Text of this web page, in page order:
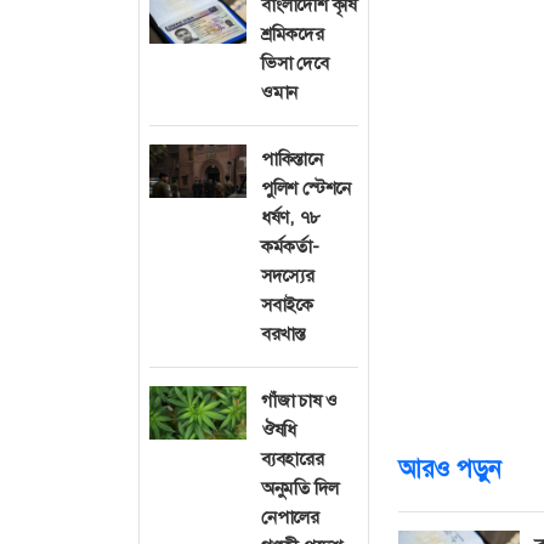
শ্রমিকদের
ভিসা দেবে
ওমান
পাকিস্তানে
পুলিশ স্টেশনে
ধর্ষণ, ৭৮
কর্মকর্তা-
সদস্যের
সবাইকে
বরখাস্ত
গাঁজা চাষ ও
ঔষধি
ব্যবহারের
অনুমতি দিল
নেপালের
আরও পড়ুন